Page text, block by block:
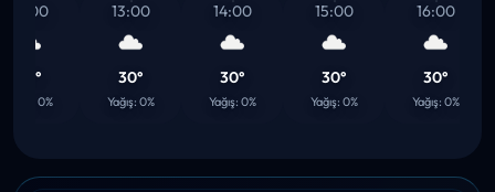
13:00
30°
Yağış: 0%
14:00
30°
Yağış: 0%
15:00
30°
Yağış: 0%
16:00
30°
Yağış: 0%